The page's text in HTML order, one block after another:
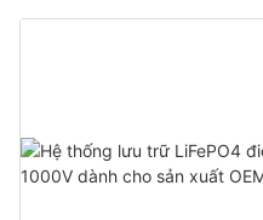
thống năng lượng mặt